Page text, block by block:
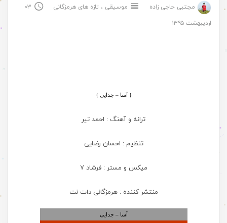
مجتبی حاجی زاده موسیقی ، تازه های هرمزگانی
۰۳
اردیبهشت ۱۳۹۵
{ آسا – جدایی}
ترانه و آهنگ : احمد تیر
تنظیم : احسان رضایی
میکس و مستر : فرشاد 7
منتشر کننده : هرمزگانی دات نت
آسا – جدایی